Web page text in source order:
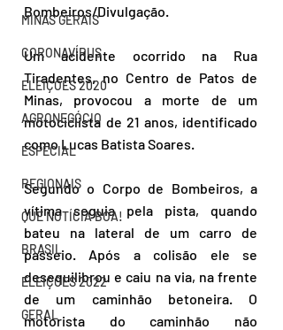
MINAS GERAIS
CORONAVÍRUS
ELEIÇÕES 2020
AGRONEGÓCIO
ESPECIAL
REGIONAIS
QUE NOTÍCIA BOA!
BRASIL
ELEIÇÕES 2022
GERAL
Bombeiros/Divulgação.
Um acidente ocorrido na Rua
Tiradentes, no Centro de Patos de
Minas, provocou a morte de um
motociclista de 21 anos, identificado
como Lucas Batista Soares.
Segundo o Corpo de Bombeiros, a
vítima seguia pela pista, quando
bateu na lateral de um carro de
passeio. Após a colisão ele se
desequilibrou e caiu na via, na frente
de um caminhão betoneira. O
motorista do caminhão não